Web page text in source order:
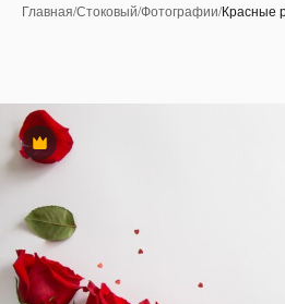
Главная/Стоковый/Фотографии/Красные
Премиум